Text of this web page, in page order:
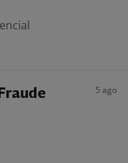
5 ago